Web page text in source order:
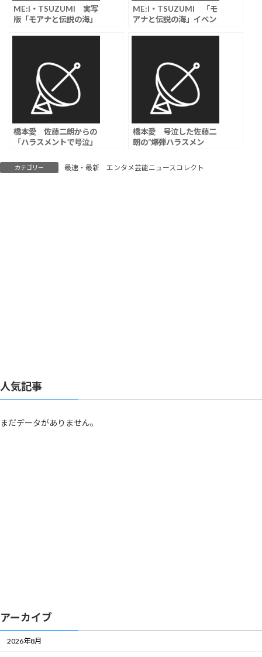
ME:I・TSUZUMI 実写
版「モアナと伝説の海」
ME:I・TSUZUMI 「モ
アナと伝説の海」イベン
橋本愛 佐藤二朗からの
「ハラスメントで号泣」
ぎ」指摘する声…共演ド
ラマで見せていた“異様な
橋本愛 号泣した佐藤二
朗の“爆弾ハラスメン
み…」「発端はボディタ
ッチ」
カテゴリー 最速・最新 エンタメ芸能ニュースコレクト
人気記事
まだデータがありません。
アーカイブ
2026年8月